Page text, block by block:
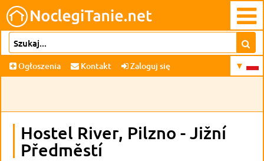
Ogłoszenia Kontakt Zaloguj się
Hostel River, Pilzno - Jižní
Předměstí